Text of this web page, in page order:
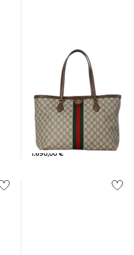
Gucci | Damen Shopper
OPHIDIA
1.690,00 €